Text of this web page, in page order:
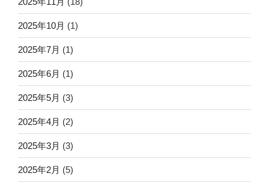
2025年10月 (1)
2025年7月 (1)
2025年6月 (1)
2025年5月 (3)
2025年4月 (2)
2025年3月 (3)
2025年2月 (5)